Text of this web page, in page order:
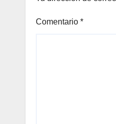
Comentario *